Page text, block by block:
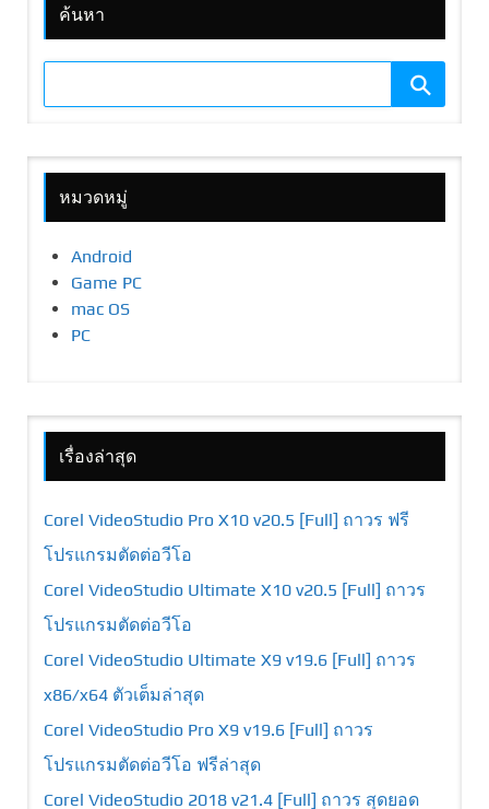
ค้นหา
หมวดหมู่
Android
Game PC
mac OS
PC
เรื่องล่าสุด
Corel VideoStudio Pro X10 v20.5 [Full] ถาวร ฟรี
โปรแกรมตัดต่อวีโอ
Corel VideoStudio Ultimate X10 v20.5 [Full] ถาวร
โปรแกรมตัดต่อวีโอ
Corel VideoStudio Ultimate X9 v19.6 [Full] ถาวร
x86/x64 ตัวเต็มล่าสุด
Corel VideoStudio Pro X9 v19.6 [Full] ถาวร
โปรแกรมตัดต่อวีโอ ฟรีล่าสุด
Corel VideoStudio 2018 v21.4 [Full] ถาวร สุดยอด